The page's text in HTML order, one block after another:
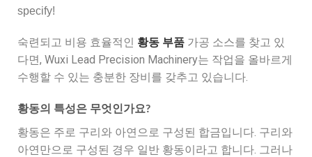
specify!
숙련되고 비용 효율적인 황동 부품 가공 소스를 찾고 있
다면, Wuxi Lead Precision Machinery는 작업을 올바르게
수행할 수 있는 충분한 장비를 갖추고 있습니다.
황동의 특성은 무엇인가요?
황동은 주로 구리와 아연으로 구성된 합금입니다. 구리와
아연만으로 구성된 경우 일반 황동이라고 합니다. 그러나